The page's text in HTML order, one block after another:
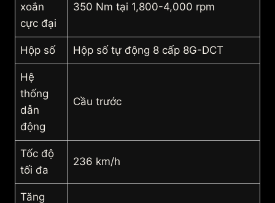
xoắn
cực đại
350 Nm tại 1,800-4,000 rpm
Hộp số Hộp số tự động 8 cấp 8G-DCT
Hệ
thống
dẫn
động
Cầu trước
Tốc độ
tối đa
236 km/h
Tăng